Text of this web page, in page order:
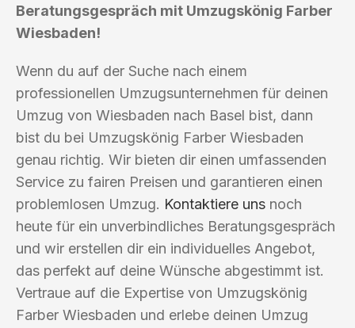
Beratungsgespräch mit Umzugskönig Farber
Wiesbaden!
Wenn du auf der Suche nach einem
professionellen Umzugsunternehmen für deinen
Umzug von Wiesbaden nach Basel bist, dann
bist du bei Umzugskönig Farber Wiesbaden
genau richtig. Wir bieten dir einen umfassenden
Service zu fairen Preisen und garantieren einen
problemlosen Umzug. Kontaktiere uns noch
heute für ein unverbindliches Beratungsgespräch
und wir erstellen dir ein individuelles Angebot,
das perfekt auf deine Wünsche abgestimmt ist.
Vertraue auf die Expertise von Umzugskönig
Farber Wiesbaden und erlebe deinen Umzug